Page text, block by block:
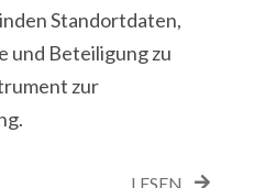
Standortdaten,
und Beteiligung zu
zur
LESEN